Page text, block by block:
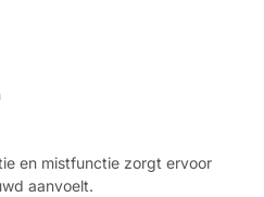
en mistfunctie zorgt ervoor
aanvoelt.